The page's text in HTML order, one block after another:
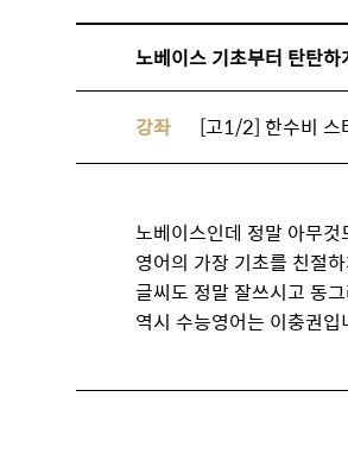
노베이스 기초부터 탄탄하
강좌 [고1/2] 한수비 스
노베이스인데 정말 아무
영어의 가장 기초를 친절
글씨도 정말 잘쓰시고 동
역시 수능영어는 이충권입